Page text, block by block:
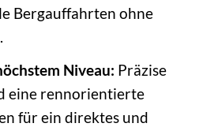
Bergauffahrten ohne
Niveau: Präzise
eine rennorientierte
für ein direktes und